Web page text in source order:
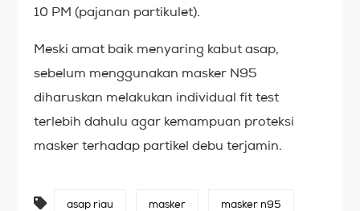
10 PM (pajanan partikulet).
Meski amat baik menyaring kabut asap,
sebelum menggunakan masker N95
diharuskan melakukan individual fit test
terlebih dahulu agar kemampuan proteksi
masker terhadap partikel debu terjamin.
asap riau masker masker n95